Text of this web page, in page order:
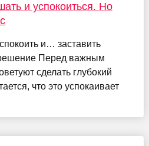
и успокоиться. Но
и… заставить
Перед важным
сделать глубокий
что это успокаивает